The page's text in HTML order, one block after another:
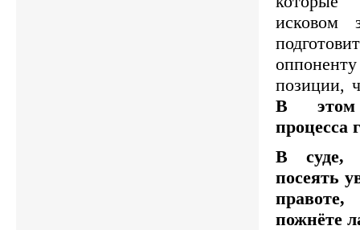
исковом
позиции,
В этом
процесса
В суде,
посеять
пожнёте